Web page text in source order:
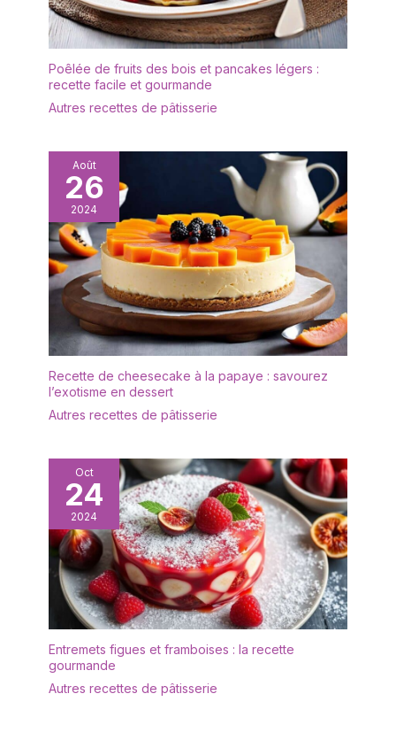
immédiatement un set
neuf. Emballage renforcé
satisfaction est notre
priorité absolue.
Poêlée de fruits des bois et pancakes légers :
recette facile et gourmande
Autres recettes de pâtisserie
Août
26
2024
Recette de cheesecake à la papaye : savourez
l’exotisme en dessert
Autres recettes de pâtisserie
Oct
24
2024
Entremets figues et framboises : la recette
gourmande
Autres recettes de pâtisserie